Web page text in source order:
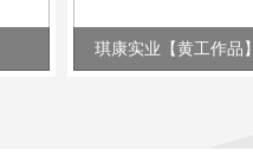
琪康实业【黄工作品】